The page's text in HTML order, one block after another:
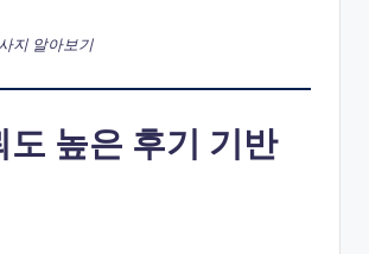
지 알아보기
도 높은 후기 기반